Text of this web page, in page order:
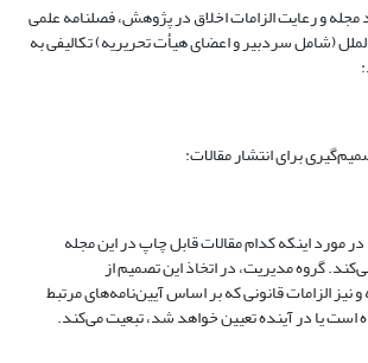
و رعایت الزامات اخلاق در پژوهش، فصلنامه علمی
(شامل سردبیر و اعضای هیأت تحریریه) تکالیفی به
مورد اینکه کدام مقالات قابل چاپ در این مجله
گروه مدیریت، در اتخاذ این تصمیم از
الزامات قانونی که بر اساس آیین‌نامه‌های مرتبط
است یا در آینده تعیین خواهد شد، تبعیت می‌کند.